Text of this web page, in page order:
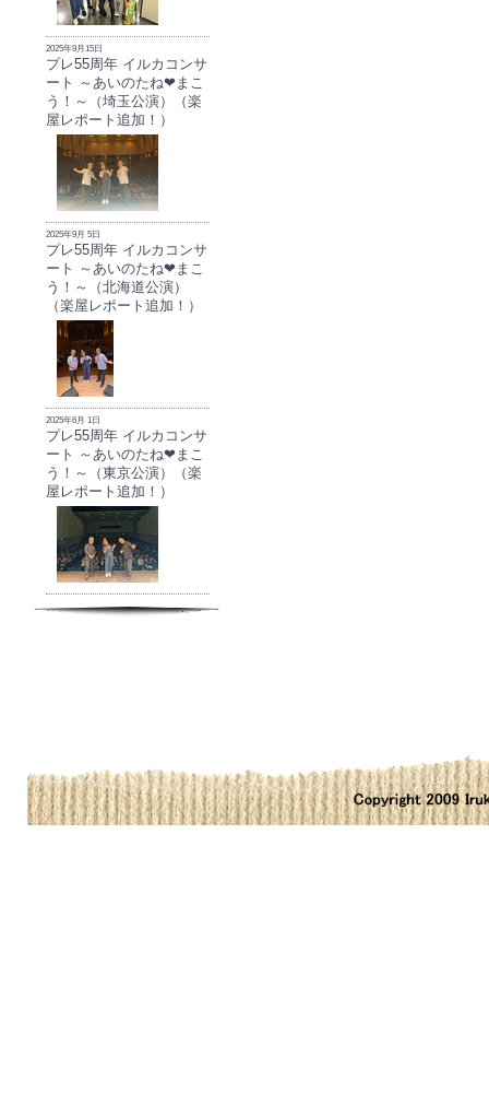
2025年9月15日
プレ55周年 イルカコンサ
ート ～あいのたね❤まこ
う！～（埼玉公演）（楽
屋レポート追加！）
2025年9月 5日
プレ55周年 イルカコンサ
ート ～あいのたね❤まこ
う！～（北海道公演）
（楽屋レポート追加！）
2025年6月 1日
プレ55周年 イルカコンサ
ート ～あいのたね❤まこ
う！～（東京公演）（楽
屋レポート追加！）